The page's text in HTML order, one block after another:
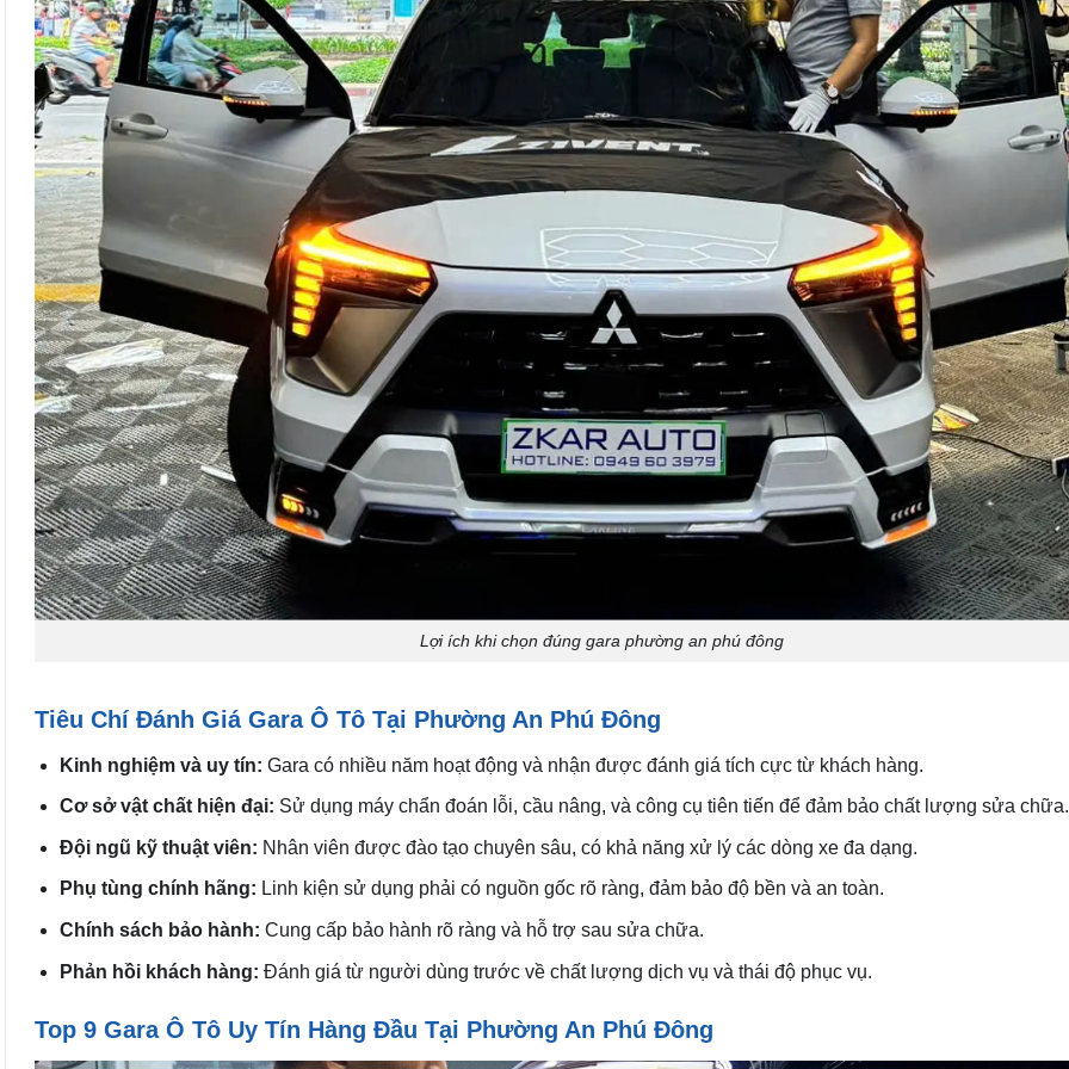
Lợi ích khi chọn đúng gara phường an phú đông
Tiêu Chí Đánh Giá Gara Ô Tô Tại Phường An Phú Đông
Kinh nghiệm và uy tín: Gara có nhiều năm hoạt động và nhận được đánh giá tích cực từ khách hàng.
Cơ sở vật chất hiện đại: Sử dụng máy chẩn đoán lỗi, cầu nâng, và công cụ tiên tiến để đảm bảo chất lượng sửa chữa.
Đội ngũ kỹ thuật viên: Nhân viên được đào tạo chuyên sâu, có khả năng xử lý các dòng xe đa dạng.
Phụ tùng chính hãng: Linh kiện sử dụng phải có nguồn gốc rõ ràng, đảm bảo độ bền và an toàn.
Chính sách bảo hành: Cung cấp bảo hành rõ ràng và hỗ trợ sau sửa chữa.
Phản hồi khách hàng: Đánh giá từ người dùng trước về chất lượng dịch vụ và thái độ phục vụ.
Top 9 Gara Ô Tô Uy Tín Hàng Đầu Tại Phường An Phú Đông